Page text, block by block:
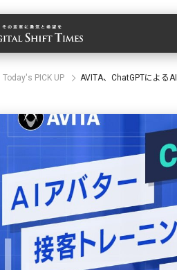
Today's PICK UP AVITA、ChatGPTによる